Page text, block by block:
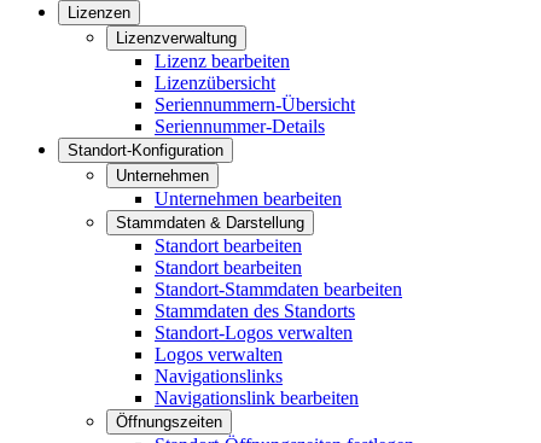
Lizenzen
Lizenzverwaltung
Lizenz bearbeiten
Lizenzübersicht
Seriennummern-Übersicht
Seriennummer-Details
Standort-Konfiguration
Unternehmen
Unternehmen bearbeiten
Stammdaten & Darstellung
Standort bearbeiten
Standort bearbeiten
Standort-Stammdaten bearbeiten
Stammdaten des Standorts
Standort-Logos verwalten
Logos verwalten
Navigationslinks
Navigationslink bearbeiten
Öffnungszeiten